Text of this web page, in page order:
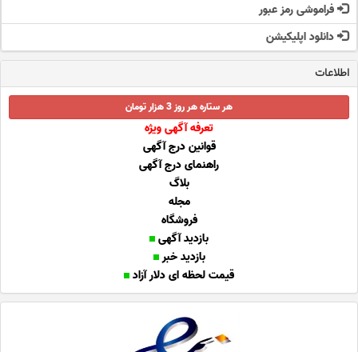
فراموشی رمز عبور
دانلود اپلیکیشن
اطلاعات
هر ستاره هر روز 3 هزار تومان
تعرفه آگهی ویژه
قوانین درج آگهی
راهنمای درج آگهی
بلاگ
مجله
فروشگاه
بازدید آگهی
بازدید خبر
قیمت لحظه ای دلار آزاد